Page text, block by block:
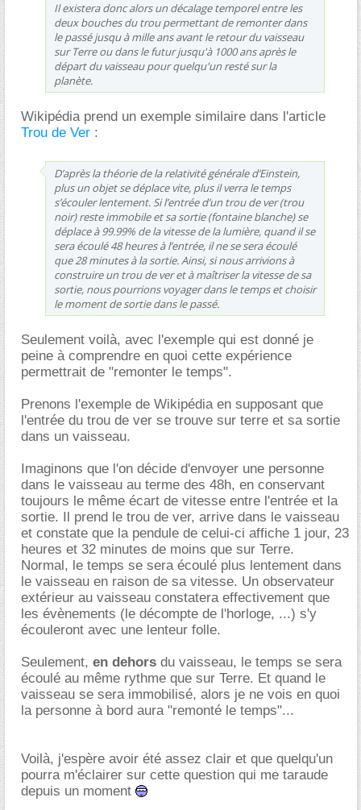
Il existera donc alors un décalage temporel entre les
deux bouches du trou permettant de remonter dans
le passé jusqu à mille ans avant le retour du vaisseau
sur Terre ou dans le futur jusqu'à 1000 ans après le
départ du vaisseau pour quelqu'un resté sur la
planète.
Wikipédia prend un exemple similaire dans l'article
Trou de Ver :
D’après la théorie de la relativité générale d’Einstein,
plus un objet se déplace vite, plus il verra le temps
s’écouler lentement. Si l’entrée d’un trou de ver (trou
noir) reste immobile et sa sortie (fontaine blanche) se
déplace à 99.99% de la vitesse de la lumière, quand il se
sera écoulé 48 heures à l’entrée, il ne se sera écoulé
que 28 minutes à la sortie. Ainsi, si nous arrivions à
construire un trou de ver et à maîtriser la vitesse de sa
sortie, nous pourrions voyager dans le temps et choisir
le moment de sortie dans le passé.
Seulement voilà, avec l'exemple qui est donné je
peine à comprendre en quoi cette expérience
permettrait de "remonter le temps".
Prenons l'exemple de Wikipédia en supposant que
l'entrée du trou de ver se trouve sur terre et sa sortie
dans un vaisseau.
Imaginons que l'on décide d'envoyer une personne
dans le vaisseau au terme des 48h, en conservant
toujours le même écart de vitesse entre l'entrée et la
sortie. Il prend le trou de ver, arrive dans le vaisseau
et constate que la pendule de celui-ci affiche 1 jour, 23
heures et 32 minutes de moins que sur Terre.
Normal, le temps se sera écoulé plus lentement dans
le vaisseau en raison de sa vitesse. Un observateur
extérieur au vaisseau constatera effectivement que
les évènements (le décompte de l'horloge, ...) s'y
écouleront avec une lenteur folle.
Seulement, en dehors du vaisseau, le temps se sera
écoulé au même rythme que sur Terre. Et quand le
vaisseau se sera immobilisé, alors je ne vois en quoi
la personne à bord aura "remonté le temps"...
Voilà, j'espère avoir été assez clair et que quelqu'un
pourra m'éclairer sur cette question qui me taraude
depuis un moment